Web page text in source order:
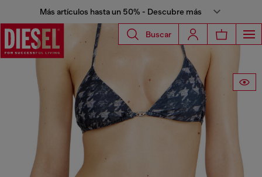
Más artículos hasta un 50% - Descubre más
Buscar